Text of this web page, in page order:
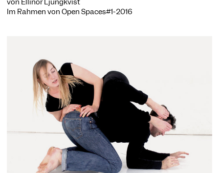
von Ellinor Ljungkvist
Im Rahmen von Open Spaces#1-2016